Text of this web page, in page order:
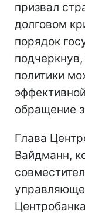
призвал
долговом
порядок
политики
обращение
Глава
Вайдманн,